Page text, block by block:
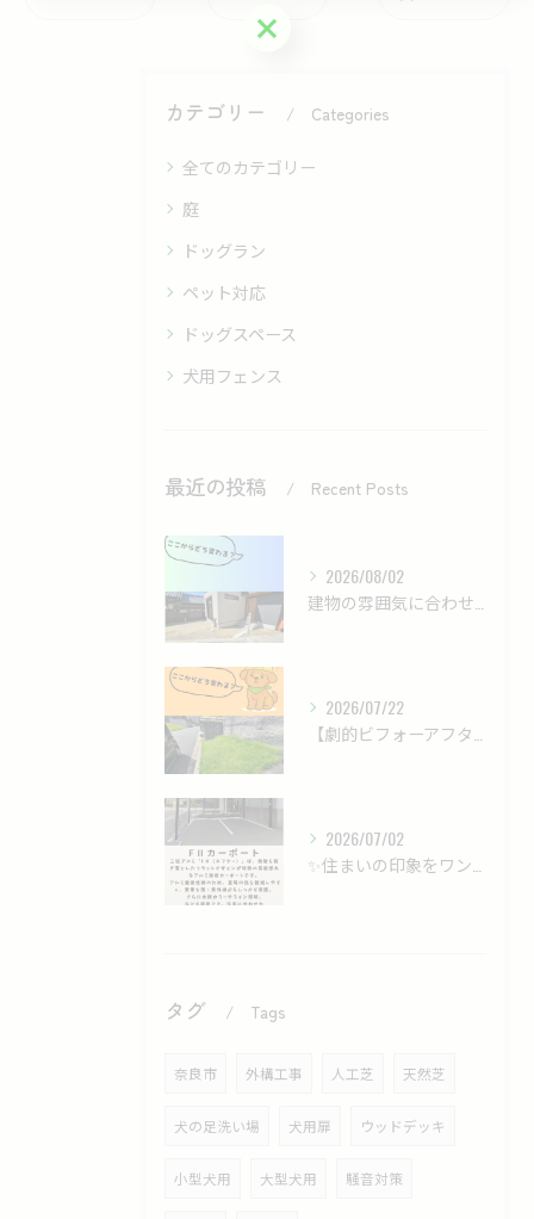
カテゴリー Categories
全てのカテゴリー
庭
ドッグラン
ペット対応
ドッグスペース
犬用フェンス
最近の投稿 Recent Posts
2026/08/02
建物の雰囲気に合わせた、落ち着きのあるモダン外構✨
2026/07/22
【劇的ビフォーアフター】雑草だらけの法面が、ロックガーデンで...
2026/07/02
✨住まいの印象をワンランクアップする、洗練されたカーポート✨
タグ Tags
奈良市 外構工事 人工芝 天然芝
犬の足洗い場 犬用扉 ウッドデッキ
小型犬用 大型犬用 騒音対策
お気軽にご相談ください